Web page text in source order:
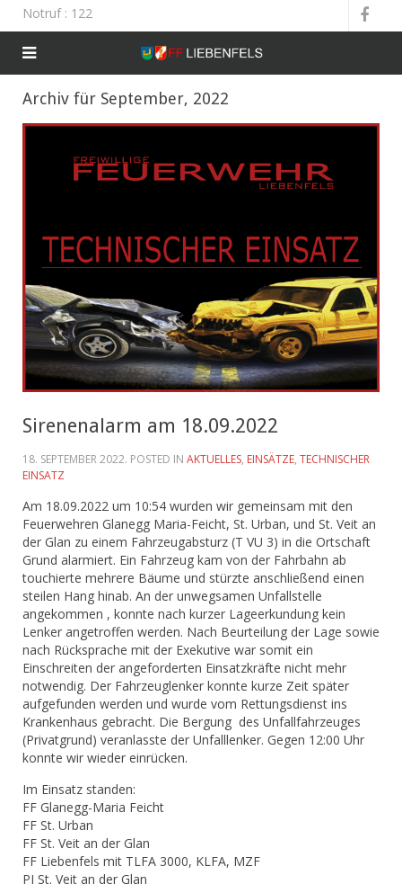
Notruf: 122
Archiv für September, 2022
Sirenenalarm am 18.09.2022
18. SEPTEMBER 2022. POSTED IN AKTUELLES, EINSÄTZE, TECHNISCHER
EINSATZ
Am 18.09.2022 um 10:54 wurden wir gemeinsam mit den
Feuerwehren Glanegg Maria-Feicht, St. Urban, und St. Veit an
der Glan zu einem Fahrzeugabsturz (T VU 3) in die Ortschaft
Grund alarmiert. Ein Fahrzeug kam von der Fahrbahn ab
touchierte mehrere Bäume und stürzte anschließend einen
steilen Hang hinab. An der unwegsamen Unfallstelle
angekommen , konnte nach kurzer Lageerkundung kein
Lenker angetroffen werden. Nach Beurteilung der Lage sowie
nach Rücksprache mit der Exekutive war somit ein
Einschreiten der angeforderten Einsatzkräfte nicht mehr
notwendig. Der Fahrzeuglenker konnte kurze Zeit später
aufgefunden werden und wurde vom Rettungsdienst ins
Krankenhaus gebracht. Die Bergung des Unfallfahrzeuges
(Privatgrund) veranlasste der Unfalllenker. Gegen 12:00 Uhr
konnte wir wieder einrücken.
Im Einsatz standen:
FF Glanegg-Maria Feicht
FF St. Urban
FF St. Veit an der Glan
FF Liebenfels mit TLFA 3000, KLFA, MZF
PI St. Veit an der Glan